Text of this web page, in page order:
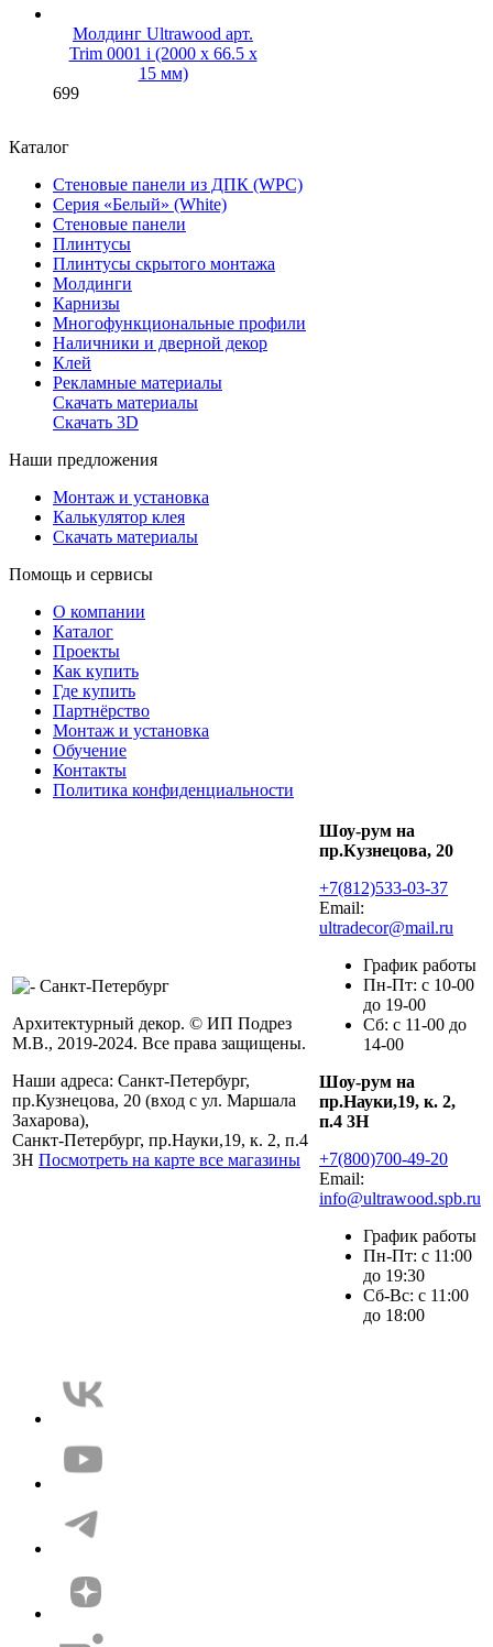
Молдинг Ultrawood арт.
Trim 0001 i (2000 х 66.5 х
15 мм)
699
Каталог
Стеновые панели из ДПК (WPC)
Серия «Белый» (White)
Стеновые панели
Плинтусы
Плинтусы скрытого монтажа
Молдинги
Карнизы
Многофункциональные профили
Наличники и дверной декор
Клей
Рекламные материалы
Скачать материалы
Скачать 3D
Наши предложения
Монтаж и установка
Калькулятор клея
Скачать материалы
Помощь и сервисы
О компании
Каталог
Проекты
Как купить
Где купить
Партнёрство
Монтаж и установка
Обучение
Контакты
Политика конфиденциальности
Архитектурный декор. © ИП Подрез
М.В., 2019-2024. Все права защищены.
Наши адреса: Санкт-Петербург,
пр.Кузнецова, 20 (вход с ул. Маршала
Захарова),
Санкт-Петербург, пр.Науки,19, к. 2, п.4
3Н Посмотреть на карте все магазины
Шоу-рум на
пр.Кузнецова, 20
+7(812)533-03-37
Email:
ultradecor@mail.ru
График работы
Пн-Пт: с 10-00
до 19-00
Сб: с 11-00 до
14-00
Шоу-рум на
пр.Науки,19, к. 2,
п.4 3Н
+7(800)700-49-20
Email:
info@ultrawood.spb.ru
График работы
Пн-Пт: с 11:00
до 19:30
Сб-Вс: с 11:00
до 18:00